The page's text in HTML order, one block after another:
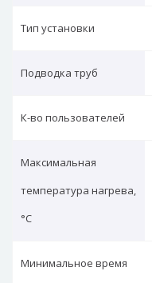
Тип установки
Подводка труб
К-во пользователей
Максимальная
температура нагрева,
°С
Минимальное время